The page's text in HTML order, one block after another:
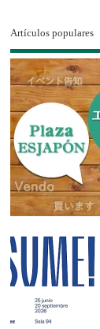
Artículos populares